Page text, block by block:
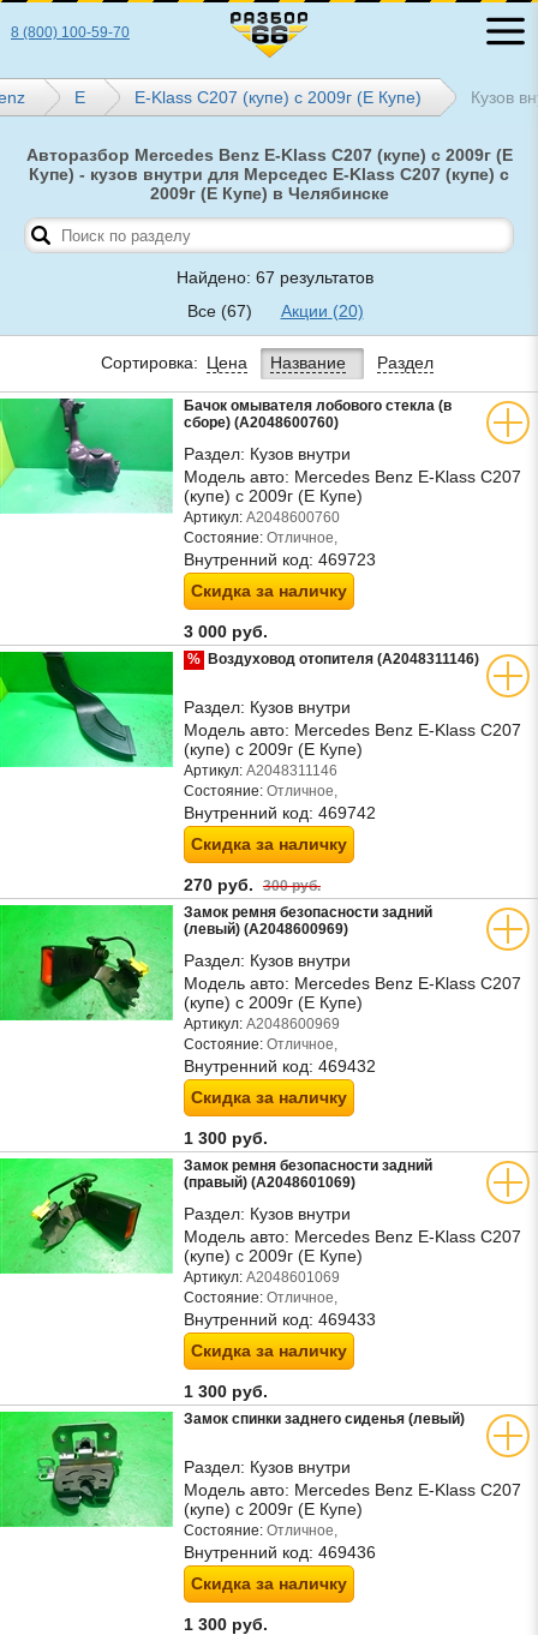
8 (800) 100-59-70
E E-Klass C207 (купе) с 2009г (Е Купе) Кузов
Авторазбор Mercedes Benz E-Klass C207 (купе) с 2009г (Е
Купе) - кузов внутри для Мерседес E-Klass C207 (купе) с
2009г (Е Купе) в Челябинске
Найдено: 67 результатов
Все (67) Акции (20)
Сортировка: Цена Название Раздел
Бачок омывателя лобового стекла (в
сборе) (A2048600760)
Раздел: Кузов внутри
Модель авто: Mercedes Benz E-Klass C207
(купе) с 2009г (Е Купе)
Артикул: A2048600760
Состояние: Отличное,
Внутренний код: 469723
Скидка за наличку
3 000 руб.
% Воздуховод отопителя (A2048311146)
Раздел: Кузов внутри
Модель авто: Mercedes Benz E-Klass C207
(купе) с 2009г (Е Купе)
Артикул: A2048311146
Состояние: Отличное,
Внутренний код: 469742
Скидка за наличку
270 руб. 300 руб.
Замок ремня безопасности задний
(левый) (A2048600969)
Раздел: Кузов внутри
Модель авто: Mercedes Benz E-Klass C207
(купе) с 2009г (Е Купе)
Артикул: A2048600969
Состояние: Отличное,
Внутренний код: 469432
Скидка за наличку
1 300 руб.
Замок ремня безопасности задний
(правый) (A2048601069)
Раздел: Кузов внутри
Модель авто: Mercedes Benz E-Klass C207
(купе) с 2009г (Е Купе)
Артикул: A2048601069
Состояние: Отличное,
Внутренний код: 469433
Скидка за наличку
1 300 руб.
Замок спинки заднего сиденья (левый)
Раздел: Кузов внутри
Модель авто: Mercedes Benz E-Klass C207
(купе) с 2009г (Е Купе)
Состояние: Отличное,
Внутренний код: 469436
Скидка за наличку
1 300 руб.